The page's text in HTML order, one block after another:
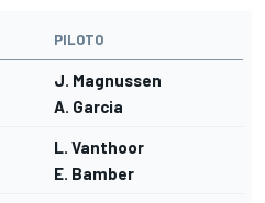
PILOTO
J. Magnussen
A. Garcia
L. Vanthoor
E. Bamber